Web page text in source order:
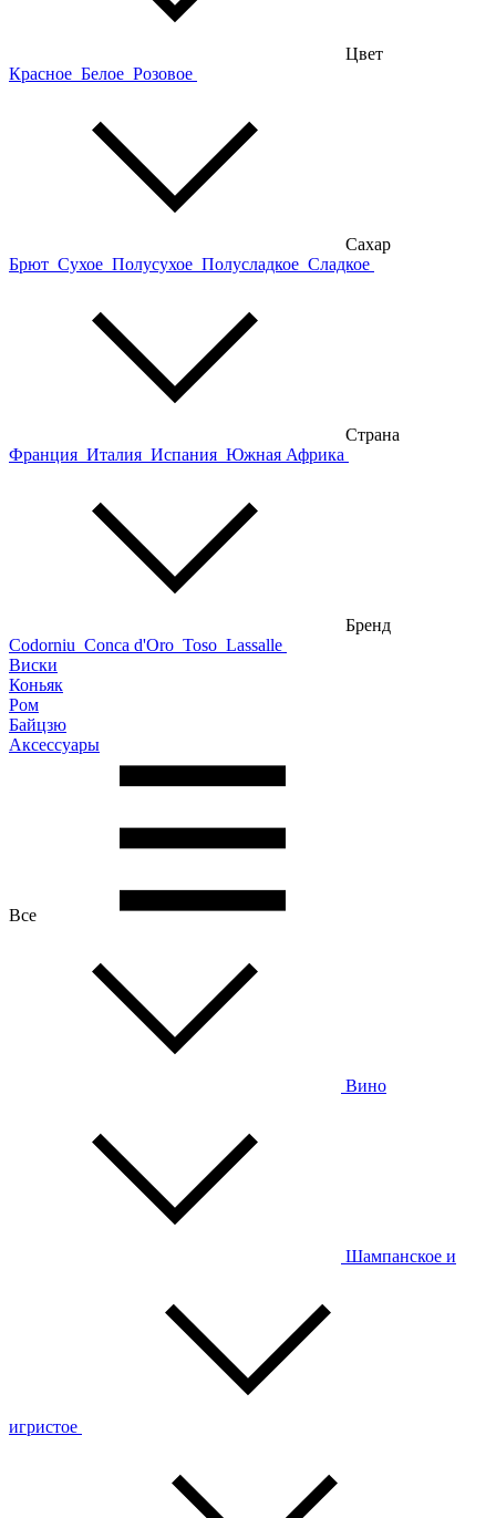
Цвет
Красное Белое Розовое
Сахар
Брют Сухое Полусухое Полусладкое Сладкое
Страна
Франция Италия Испания Южная Африка
Бренд
Codorniu Conca d'Oro Toso Lassalle
Виски
Коньяк
Ром
Байцзю
Аксессуары
Все
Вино
Шампанское и
игристое